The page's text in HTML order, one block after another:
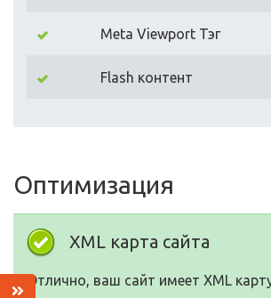
Meta Viewport Тэг
Flash контент
Оптимизация
XML карта сайта
Отлично, ваш сайт имеет XML